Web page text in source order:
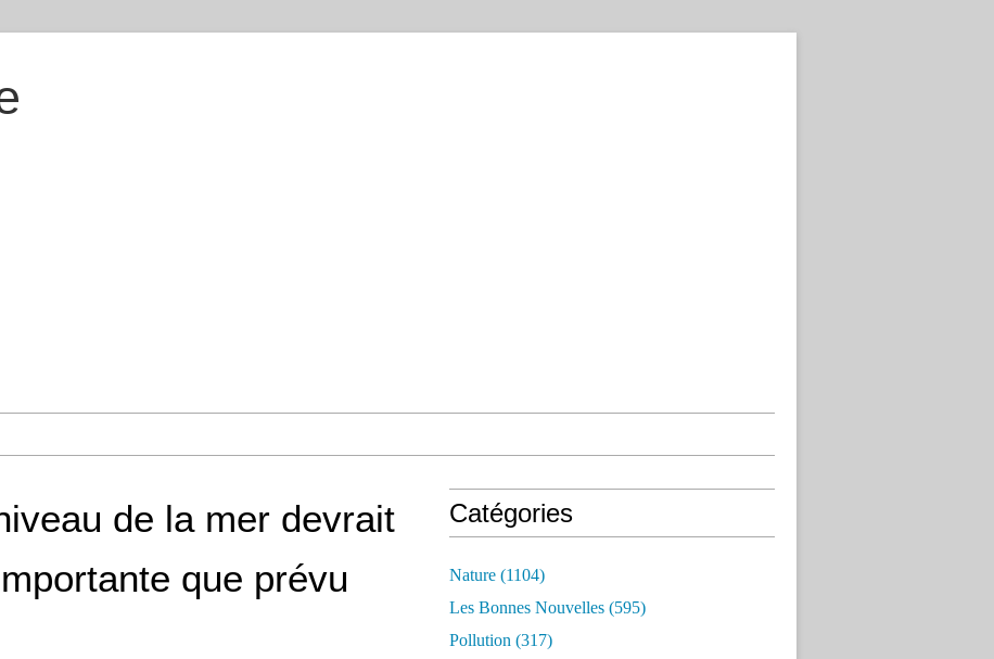
de la mer devrait
que prévu
Catégories
Nature (1104)
Les Bonnes Nouvelles (595)
Pollution (317)